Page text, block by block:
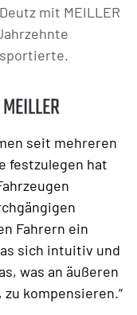
mit MEILLER
seit mehreren
festzulegen hat
Fahrern ein
sich intuitiv und
was an äußeren
kompensieren.“